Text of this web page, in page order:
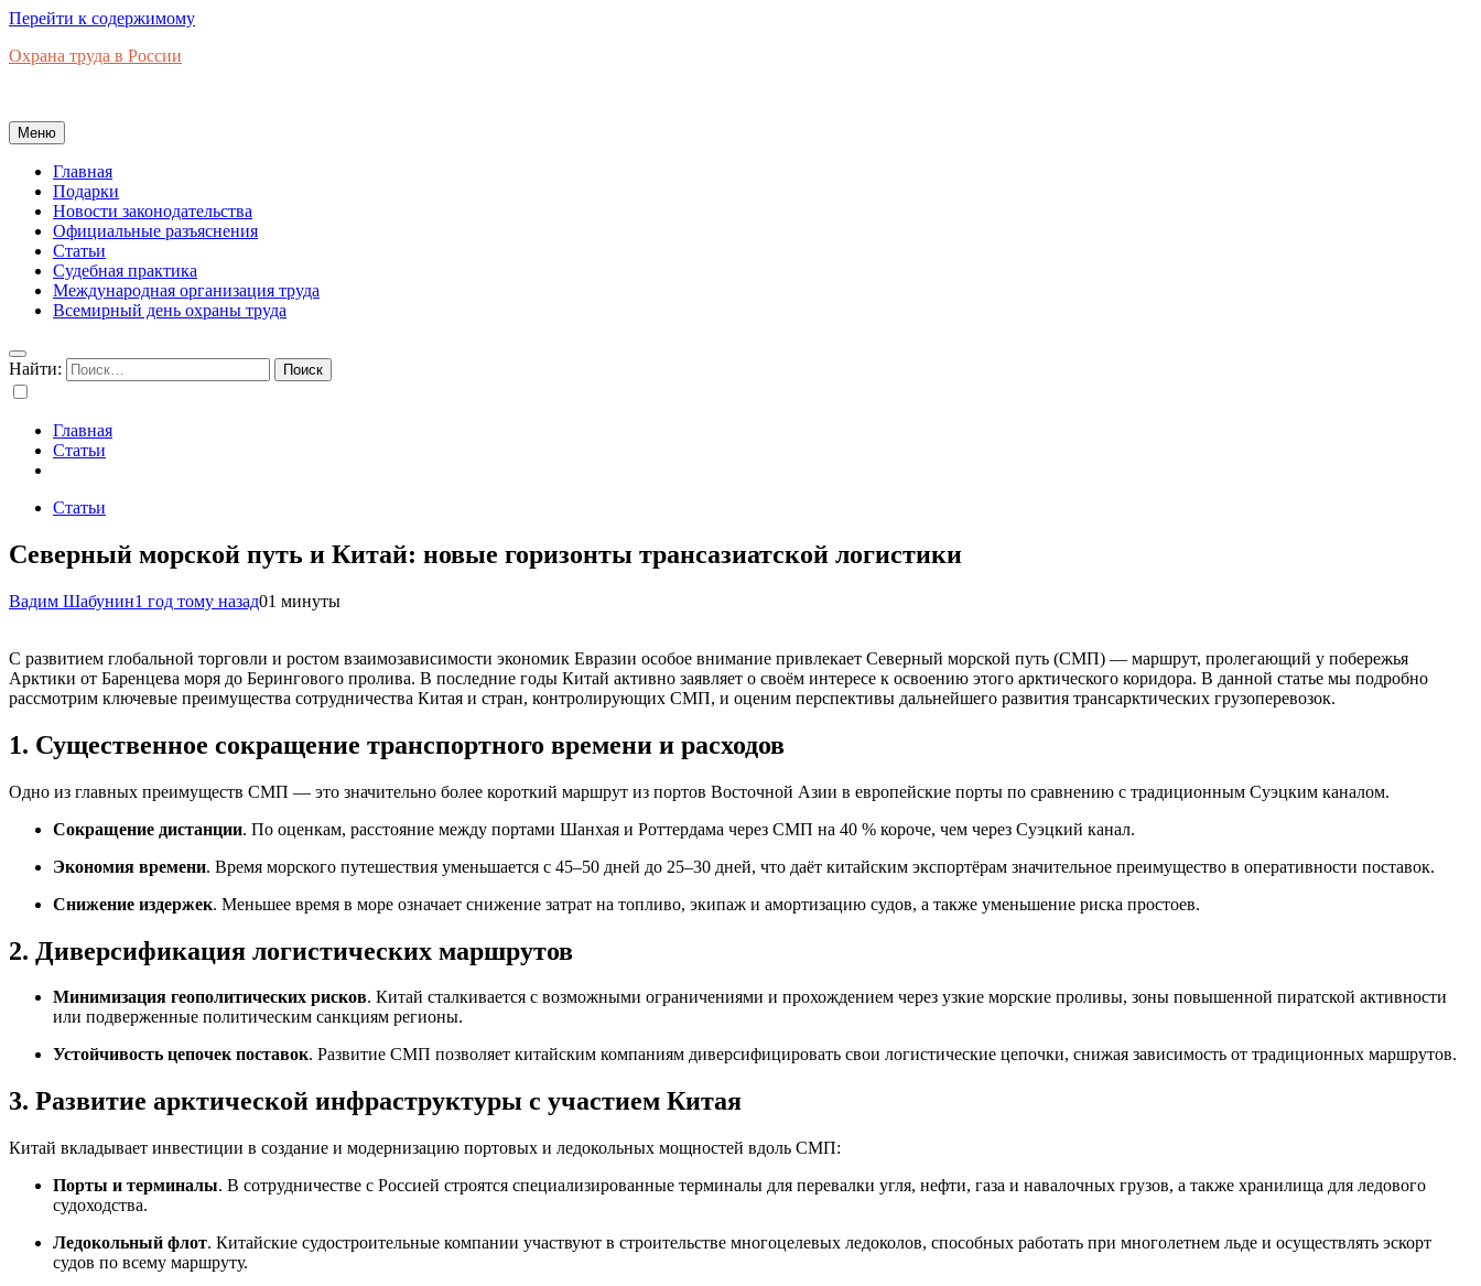
Перейти к содержимому
Охрана труда в России
Меню
Главная
Подарки
Новости законодательства
Официальные разъяснения
Статьи
Судебная практика
Международная организация труда
Всемирный день охраны труда
Найти:
Главная
Статьи
Статьи
Северный морской путь и Китай: новые горизонты трансазиатской логистики
Вадим Шабунин1 год тому назад01 минуты
С развитием глобальной торговли и ростом взаимозависимости экономик Евразии особое внимание привлекает Северный морской путь (СМП) — маршрут, пролегающий у побережья
Арктики от Баренцева моря до Берингового пролива. В последние годы Китай активно заявляет о своём интересе к освоению этого арктического коридора. В данной статье мы подробно
рассмотрим ключевые преимущества сотрудничества Китая и стран, контролирующих СМП, и оценим перспективы дальнейшего развития трансарктических грузоперевозок.
1. Существенное сокращение транспортного времени и расходов
Одно из главных преимуществ СМП — это значительно более короткий маршрут из портов Восточной Азии в европейские порты по сравнению с традиционным Суэцким каналом.
Сокращение дистанции. По оценкам, расстояние между портами Шанхая и Роттердама через СМП на 40 % короче, чем через Суэцкий канал.
Экономия времени. Время морского путешествия уменьшается с 45–50 дней до 25–30 дней, что даёт китайским экспортёрам значительное преимущество в оперативности поставок.
Снижение издержек. Меньшее время в море означает снижение затрат на топливо, экипаж и амортизацию судов, а также уменьшение риска простоев.
2. Диверсификация логистических маршрутов
Минимизация геополитических рисков. Китай сталкивается с возможными ограничениями и прохождением через узкие морские проливы, зоны повышенной пиратской активности
или подверженные политическим санкциям регионы.
Устойчивость цепочек поставок. Развитие СМП позволяет китайским компаниям диверсифицировать свои логистические цепочки, снижая зависимость от традиционных маршрутов.
3. Развитие арктической инфраструктуры с участием Китая
Китай вкладывает инвестиции в создание и модернизацию портовых и ледокольных мощностей вдоль СМП:
Порты и терминалы. В сотрудничестве с Россией строятся специализированные терминалы для перевалки угля, нефти, газа и навалочных грузов, а также хранилища для ледового
судоходства.
Ледокольный флот. Китайские судостроительные компании участвуют в строительстве многоцелевых ледоколов, способных работать при многолетнем льде и осуществлять эскорт
судов по всему маршруту.